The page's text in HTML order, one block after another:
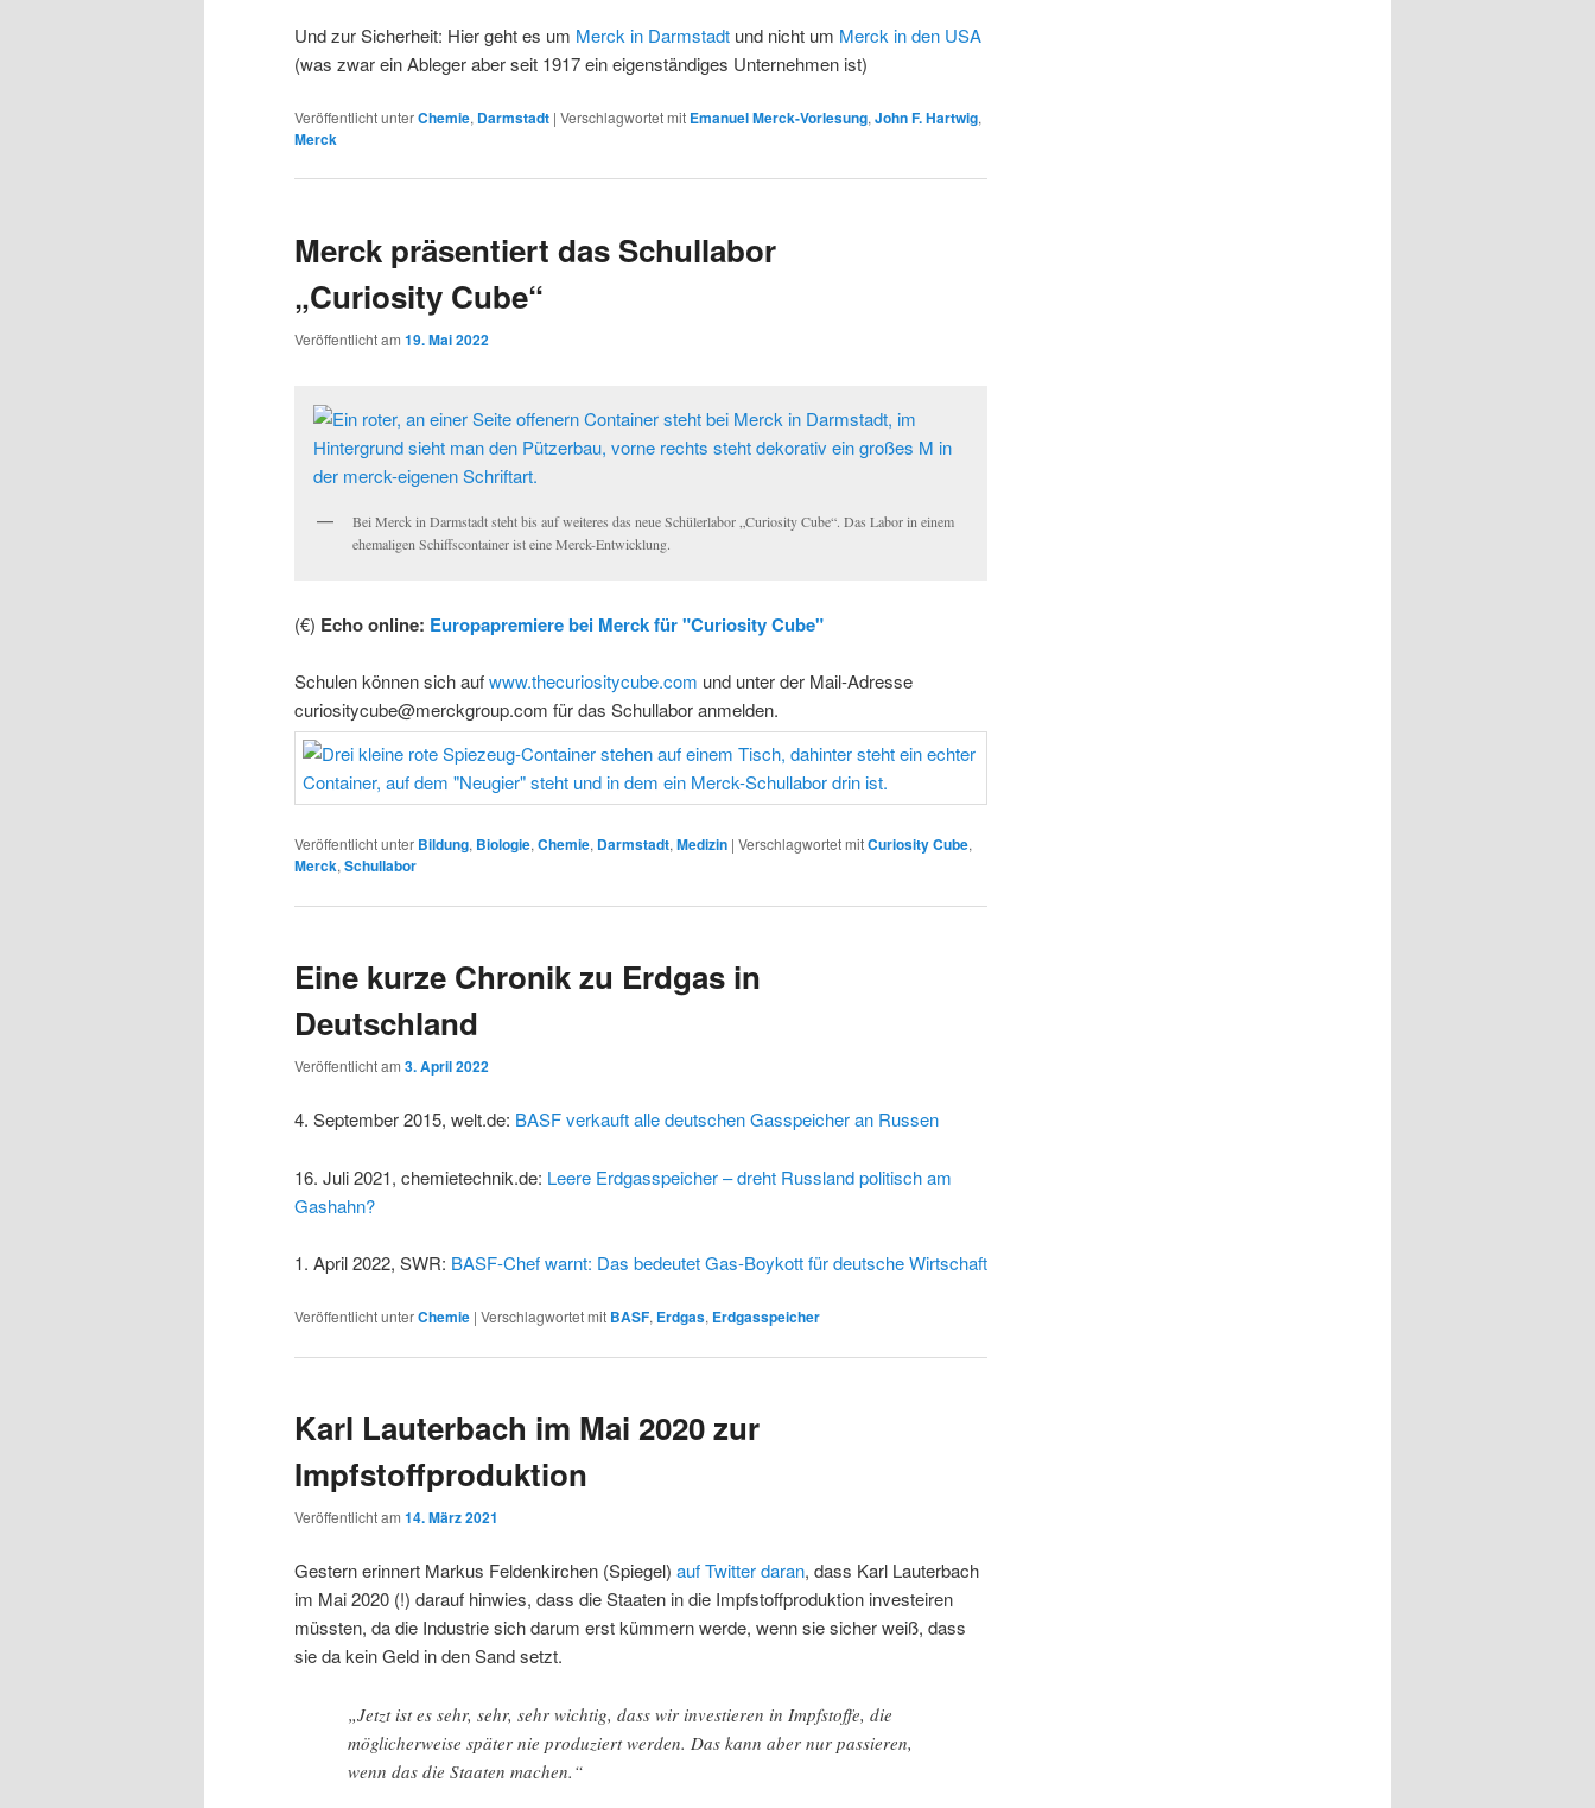
Und zur Sicherheit: Hier geht es um Merck in Darmstadt und nicht um Merck in den USA
(was zwar ein Ableger aber seit 1917 ein eigenständiges Unternehmen ist)
Veröffentlicht unterChemie, Darmstadt | Verschlagwortet mit Emanuel Merck-Vorlesung, John F. Hartwig,
Merck
Merck präsentiert das Schullabor
„Curiosity Cube“
Veröffentlicht am 19. Mai 2022
Bei Merck in Darmstadt steht bis auf weiteres das neue Schülerlabor „Curiosity Cube“. Das Labor in einem
ehemaligen Schiffscontainer ist eine Merck-Entwicklung.
(€) Echo online: Europapremiere bei Merck für "Curiosity Cube"
Schulen können sich aufwww.thecuriositycube.com und unter der Mail-Adresse
curiositycube@merckgroup.com für das Schullabor anmelden.
Veröffentlicht unter Bildung, Biologie, Chemie, Darmstadt, Medizin | Verschlagwortet mitCuriosity Cube,
Merck, Schullabor
Eine kurze Chronik zu Erdgas in
Deutschland
Veröffentlicht am 3. April 2022
4. September 2015, welt.de: BASF verkauft alle deutschen Gasspeicher an Russen
16. Juli 2021, chemietechnik.de: Leere Erdgasspeicher – dreht Russland politisch am
Gashahn?
1. April 2022, SWR: BASF-Chef warnt: Das bedeutet Gas-Boykott für deutsche Wirtschaft
Veröffentlicht unterChemie | Verschlagwortet mit BASF, Erdgas, Erdgasspeicher
Karl Lauterbach im Mai 2020 zur
Impfstoffproduktion
Veröffentlicht am 14. März 2021
Gestern erinnert Markus Feldenkirchen (Spiegel) auf Twitter daran, dass Karl Lauterbach
im Mai 2020 (!) darauf hinwies, dass die Staaten in die Impfstoffproduktion investeiren
müssten, da die Industrie sich darum erst kümmern werde, wenn sie sicher weiß, dass
sie da kein Geld in den Sand setzt.
„Jetzt ist es sehr, sehr, sehr wichtig, dass wir investieren in Impfstoffe, die
möglicherweise später nie produziert werden. Das kann aber nur passieren,
wenn das die Staaten machen.“